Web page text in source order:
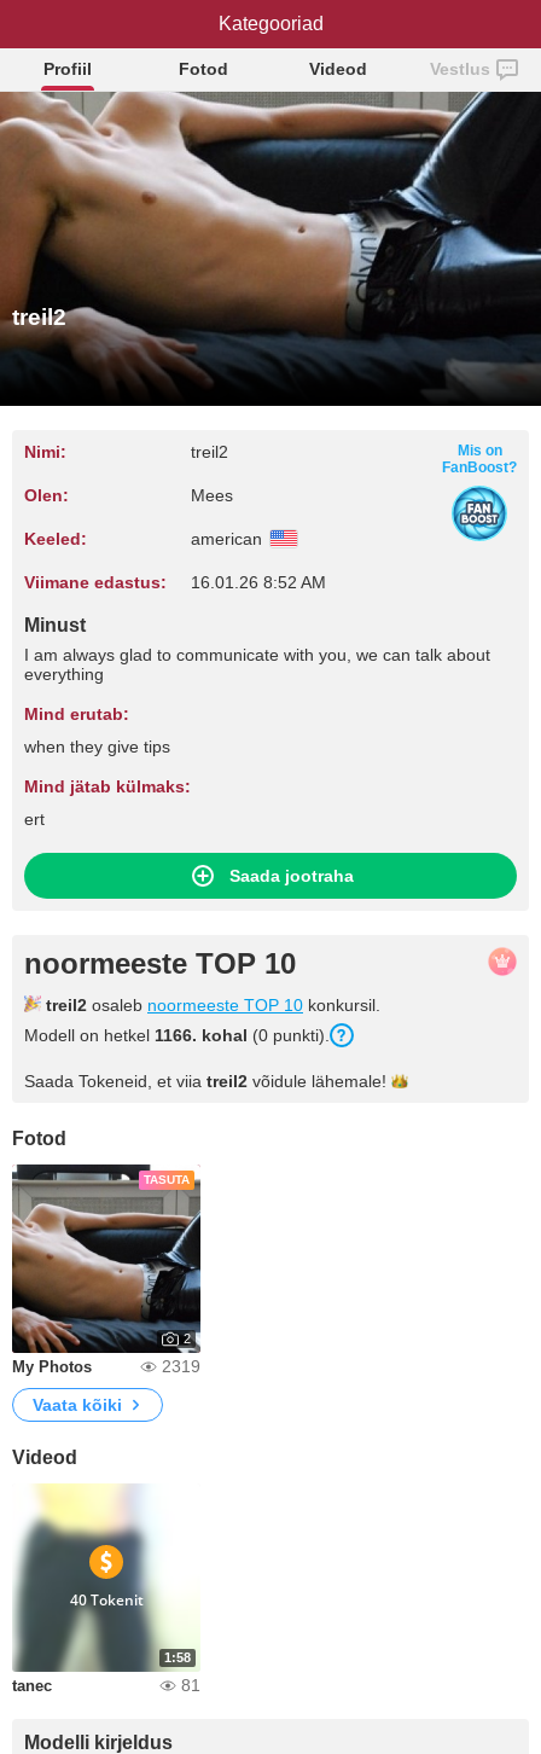
treil2
Profiil Fotod Videod Vestlus
treil2
Nimi: treil2
Olen: Mees
Keeled: american
Viimane edastus: 16.01.26 8:52 AM
Mis on
FanBoost?
Minust
I am always glad to communicate with you, we can talk about
everything
Mind erutab:
when they give tips
Mind jätab külmaks:
ert
Saada jootraha
noormeeste TOP 10
treil2 osaleb noormeeste TOP 10 konkursil.
Modell on hetkel 1166. kohal (0 punkti).
Saada Tokeneid, et viia treil2 võidule lähemale!
Fotod
TASUTA
2
My Photos
2319
Vaata kõiki
Videod
1:58
40 Tokenit
tanec 81
Modelli kirjeldus
Kategooriad